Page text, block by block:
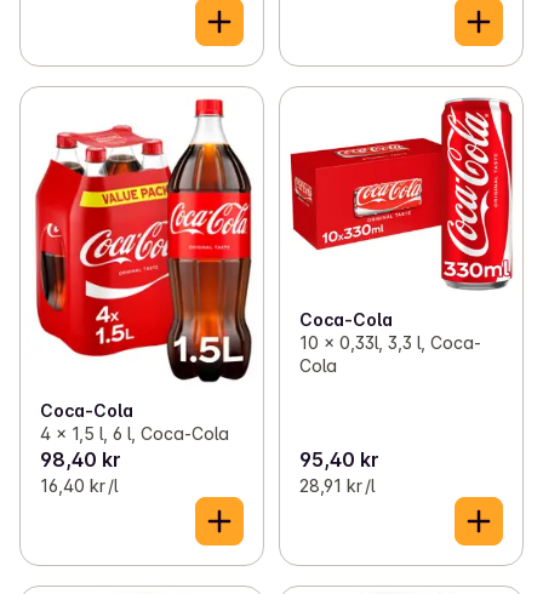
Coca-Cola
4 x 1,5 l, 6 l, Coca-Cola
98,40 kr
16,40 kr /l
Coca-Cola
10 x 0,33l, 3,3 l, Coca-
Cola
95,40 kr
28,91 kr /l